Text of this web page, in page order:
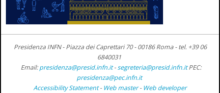
Presidenza INFN - Piazza dei Caprettari 70 - 00186 Roma -tel. +39 06
6840031
Email:presidenza@presid.infn.it-segreteria@presid.infn.it PEC:
presidenza@pec.infn.it
Accessibility Statement- Web master- Web developer